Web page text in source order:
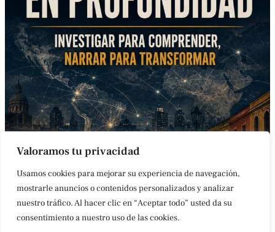
Valoramos tu privacidad
Usamos cookies para mejorar su experiencia de navegación,
mostrarle anuncios o contenidos personalizados y analizar
nuestro tráfico. Al hacer clic en “Aceptar todo” usted da su
consentimiento a nuestro uso de las cookies.
CONTACTOAVISO LEGALPOLÍTICA DE COOKIES
ÚLTIMAS NOTICIAS